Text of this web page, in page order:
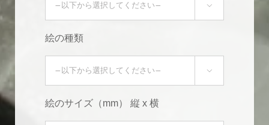

絵の種類

絵のサイズ（mm） 縦 x 横